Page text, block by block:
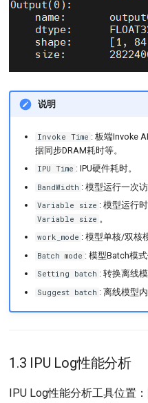
说明
Invoke Time : 板端Invoke
据同步DRAM耗时等。
IPU Time : IPU硬件耗时。
BandWidth : 模型运行一次
Variable size : 模型运行
Variable size 。
work_mode : 模型单核/双核
Batch mode : 模型Batch模式
Setting batch : 转换离线
Suggest batch : 离线模型
1.3 IPU Log性能分析
IPU Log性能分析工具位置：